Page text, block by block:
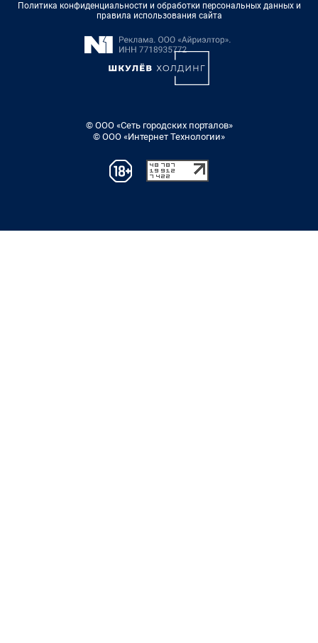
Политика конфиденциальности и обработки персональных данных и
правила использования сайта
© ООО «Сеть городских порталов»
© ООО «Интернет Технологии»